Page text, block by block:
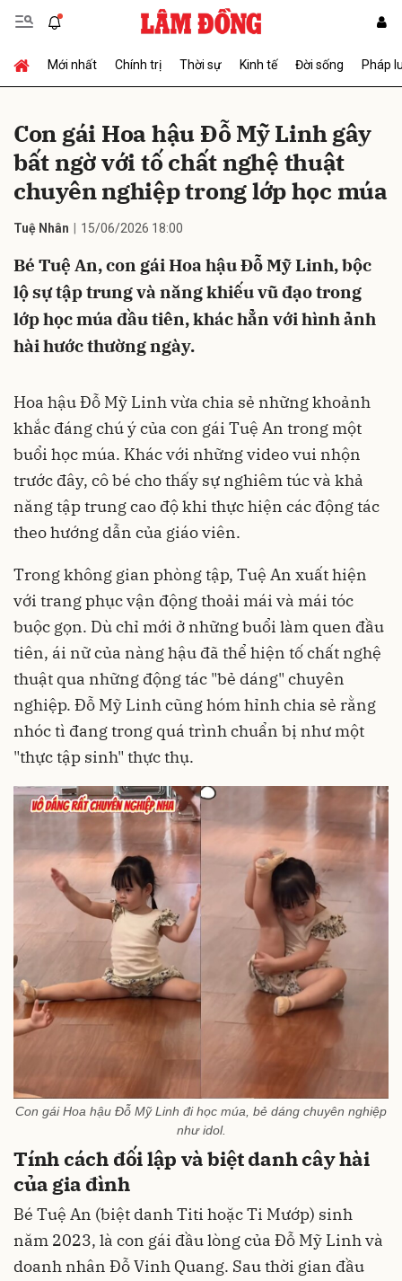
Mới nhất Chính trị Thời sự Kinh tế Đời sống Pháp
Con gái Hoa hậu Đỗ Mỹ Linh gây
bất ngờ với tố chất nghệ thuật
chuyên nghiệp trong lớp học múa
Tuệ Nhân 15/06/2026 18:00
Bé Tuệ An, con gái Hoa hậu Đỗ Mỹ Linh, bộc
lộ sự tập trung và năng khiếu vũ đạo trong
lớp học múa đầu tiên, khác hẳn với hình ảnh
hài hước thường ngày.
Hoa hậu Đỗ Mỹ Linh vừa chia sẻ những khoảnh
khắc đáng chú ý của con gái Tuệ An trong một
buổi học múa. Khác với những video vui nhộn
trước đây, cô bé cho thấy sự nghiêm túc và khả
năng tập trung cao độ khi thực hiện các động tác
theo hướng dẫn của giáo viên.
Trong không gian phòng tập, Tuệ An xuất hiện
với trang phục vận động thoải mái và mái tóc
buộc gọn. Dù chỉ mới ở những buổi làm quen đầu
tiên, ái nữ của nàng hậu đã thể hiện tố chất nghệ
thuật qua những động tác "bẻ dáng" chuyên
nghiệp. Đỗ Mỹ Linh cũng hóm hỉnh chia sẻ rằng
nhóc tì đang trong quá trình chuẩn bị như một
"thực tập sinh" thực thụ.
Con gái Hoa hậu Đỗ Mỹ Linh đi học múa, bẻ dáng chuyên nghiệp
như idol.
Tính cách đối lập và biệt danh cây hài
của gia đình
Bé Tuệ An (biệt danh Titi hoặc Ti Mướp) sinh
năm 2023, là con gái đầu lòng của Đỗ Mỹ Linh và
doanh nhân Đỗ Vinh Quang. Sau thời gian đầu
Gửi bình luận
Hủy Gửi